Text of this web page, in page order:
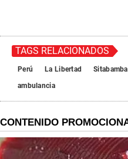
TAGS RELACIONADOS
Perú La Libertad Sitabamba
ambulancia